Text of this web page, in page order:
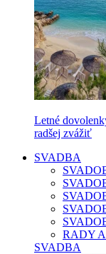
Letné
radšej zvážiť
SVADBA
RADY
SVADBA